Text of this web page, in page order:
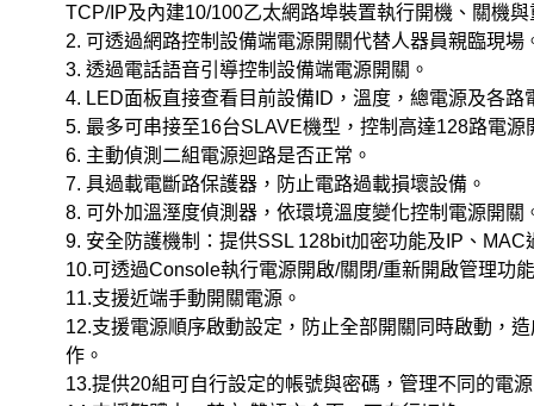
TCP/IP及內建10/100乙太網路埠裝置執行開機、關機
2. 可透過網路控制設備端電源開關代替人器員親臨現場
3. 透過電話語音引導控制設備端電源開關。
4. LED面板直接查看目前設備 ID ，溫度，總電源及各路
5. 最多可串接至16台SLAVE機型，控制高達128路電源
6. 主動偵測二組電源迴路是否正常。
7. 具過載電斷路保護器，防止電路過載損壞設備。
8. 可外加溫溼度偵測器，依環境溫度變化控制電源開關
9. 安全防護機制：提供SSL 128bit加密功能及 IP 、 MAC
10.可透過Console執行電源開啟/關閉/重新開啟管理功
11.支援近端手動開關電源。
12.支援電源順序啟動設定，防止全部開關同時啟動，
作。
13.提供20組可自行設定的帳號與密碼，管理不同的電